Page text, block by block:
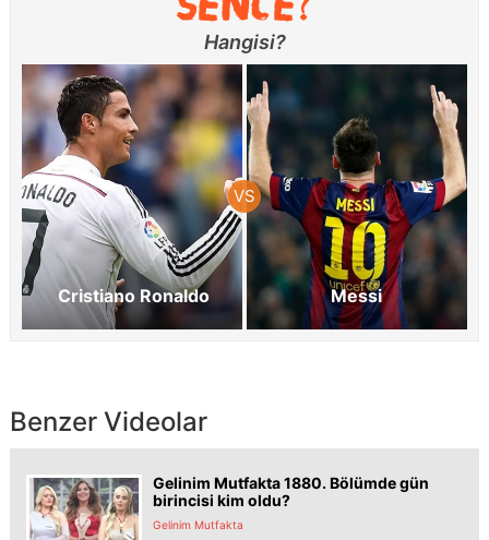
Hangisi?
Cristiano Ronaldo Messi
Benzer Videolar
Gelinim Mutfakta 1880. Bölümde gün
birincisi kim oldu?
Gelinim Mutfakta